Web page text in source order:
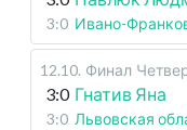
3:0 Ивано-
12.10. Финал
3:0 Гнатив Яна
3:0 Львовская